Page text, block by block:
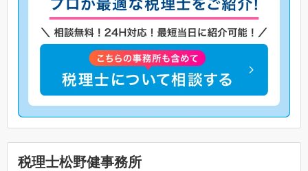
税理士松野健事務所